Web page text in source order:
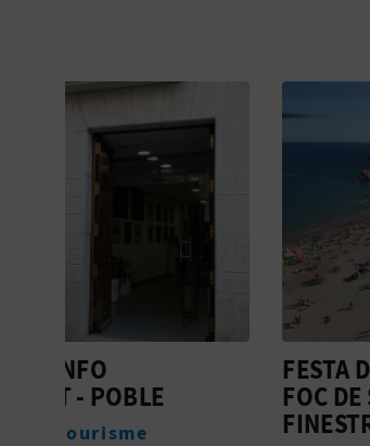
FESTA DE LA NIT DEL
FOC DE SANT JOAN DE
FINESTRAT